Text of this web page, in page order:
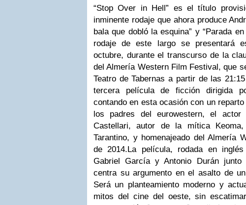
“Stop Over in Hell” es el título
inminente rodaje que ahora produce
bala que dobló la esquina” y “Parada
rodaje de este largo se presentará
octubre, durante el transcurso de la
del Almería Western Film Festival, que
Teatro de Tabernas a partir de las
tercera película de ficción dirigida
contando en esta ocasión con un
los padres del eurowestern, el
Castellari, autor de la mítica
Tarantino, y homenajeado del Almería
de 2014.La película, rodada en
Gabriel García y Antonio Durán junto
centra su argumento en el asalto de
Será un planteamiento moderno y
mitos del cine del oeste, sin